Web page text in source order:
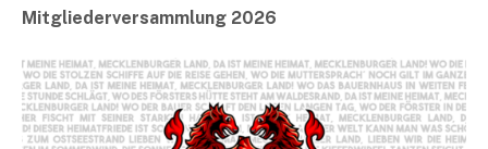
Mitgliederversammlung 2026